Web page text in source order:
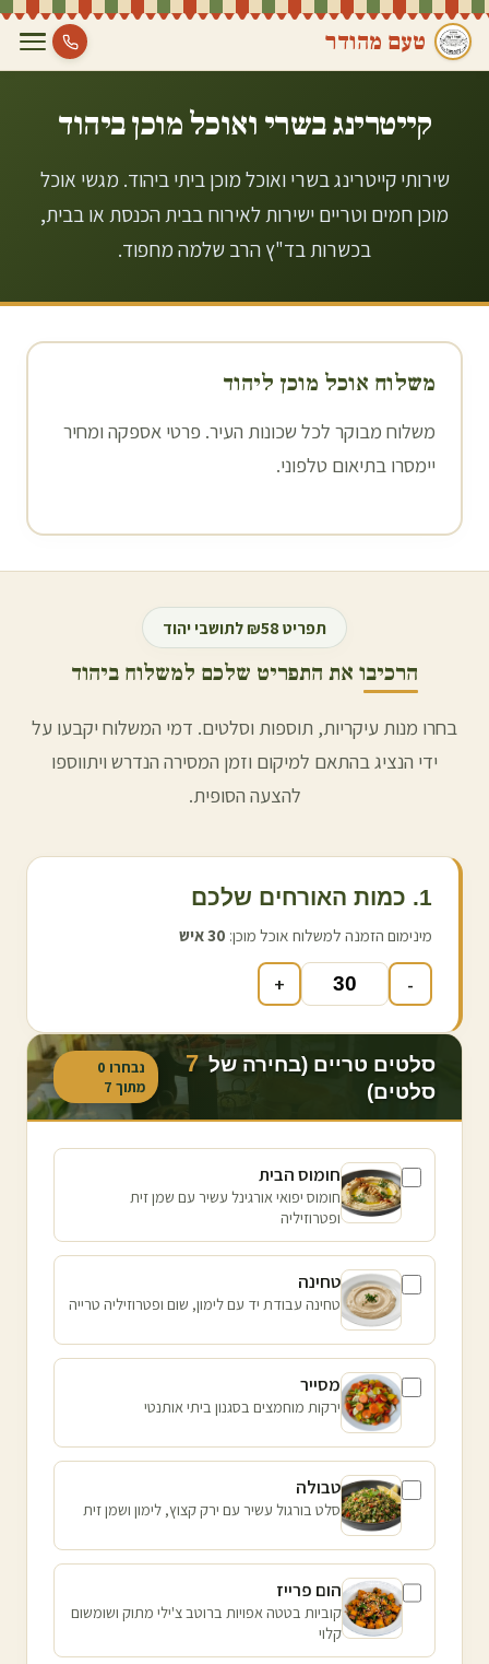
טעם מהודר
קייטרינג בשרי ואוכל מוכן ביהוד
שירותי קייטרינג בשרי ואוכל מוכן ביתי ביהוד. מגשי אוכל
מוכן חמים וטריים ישירות לאירוח בבית הכנסת או בבית,
בכשרות בד"ץ הרב שלמה מחפוד.
משלוח אוכל מוכן ליהוד
משלוח מבוקר לכל שכונות העיר. פרטי אספקה ומחיר
יימסרו בתיאום טלפוני.
תפריט ₪58 לתושבי יהוד
הרכיבו את התפריט שלכם למשלוח ביהוד
בחרו מנות עיקריות, תוספות וסלטים. דמי המשלוח יקבעו על
ידי הנציג בהתאם למיקום וזמן המסירה הנדרש ויתווספו
להצעה הסופית.
1. כמות האורחים שלכם
מינימום הזמנה למשלוח אוכל מוכן: 30איש
-
+
סלטים טריים (בחירה של 7
סלטים)
נבחרו 0
מתוך 7
חומוס הבית
חומוס יפואי אורגינל עשיר עם שמן זית
ופטרוזיליה
טחינה
טחינה עבודת יד עם לימון, שום ופטרוזיליה טרייה
מסייר
ירקות מוחמצים בסגנון ביתי אותנטי
טבולה
סלט בורגול עשיר עם ירק קצוץ, לימון ושמן זית
הום פרייז
קוביות בטטה אפויות ברוטב צ'ילי מתוק ושומשום
קלוי